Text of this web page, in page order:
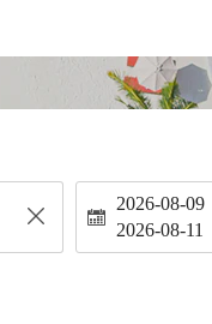
2026-08-09
2026-08-11